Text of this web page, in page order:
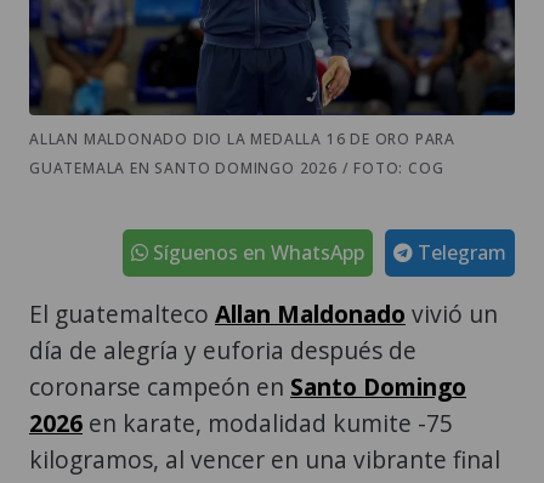
ALLAN MALDONADO DIO LA MEDALLA 16 DE ORO PARA
GUATEMALA EN SANTO DOMINGO 2026 / FOTO: COG
Telegram
Síguenos en WhatsApp
El guatemalteco Allan Maldonado vivió un
día de alegría y euforia después de
coronarse campeón en Santo Domingo
2026 en karate, modalidad kumite -75
kilogramos, al vencer en una vibrante final